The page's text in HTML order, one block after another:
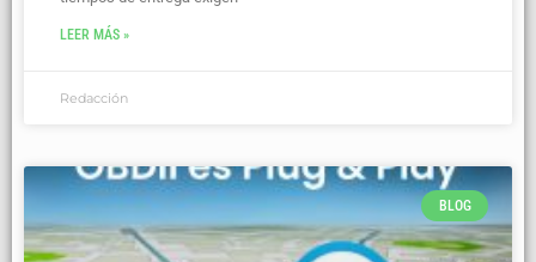
LEER MÁS »
Redacción
BLOG